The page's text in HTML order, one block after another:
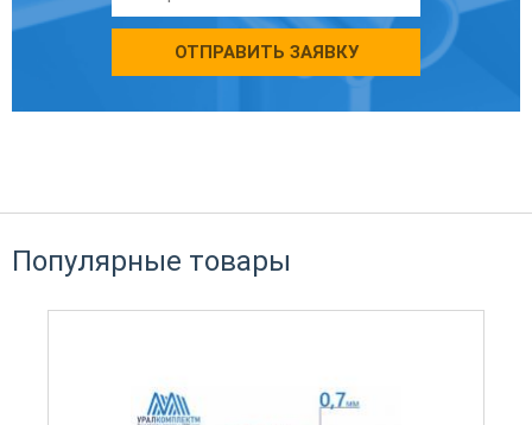
ОТПРАВИТЬ ЗАЯВКУ
Популярные товары